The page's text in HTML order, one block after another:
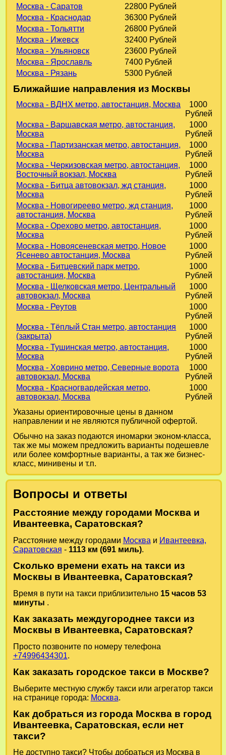
Москва - Саратов
22800 Рублей
Москва - Краснодар
36300 Рублей
Москва - Тольятти
26800 Рублей
Москва - Ижевск
32400 Рублей
Москва - Ульяновск
23600 Рублей
Москва - Ярославль
7400 Рублей
Москва - Рязань
5300 Рублей
Ближайшие направления из Москвы
Москва - ВДНХ метро, автостанция, Москва
1000
Рублей
Москва - Варшавская метро, автостанция,
Москва
1000
Рублей
Москва - Партизанская метро, автостанция,
Москва
1000
Рублей
Москва - Черкизовская метро, автостанция,
Восточный вокзал, Москва
1000
Рублей
Москва - Битца автовокзал, жд станция,
Москва
1000
Рублей
Москва - Новогиреево метро, жд станция,
автостанция, Москва
1000
Рублей
Москва - Орехово метро, автостанция,
Москва
1000
Рублей
Москва - Новоясеневская метро, Новое
Ясенево автостанция, Москва
1000
Рублей
Москва - Битцевский парк метро,
автостанция, Москва
1000
Рублей
Москва - Щелковская метро, Центральный
автовокзал, Москва
1000
Рублей
Москва - Реутов
1000
Рублей
Москва - Тёплый Стан метро, автостанция
(закрыта)
1000
Рублей
Москва - Тушинская метро, автостанция,
Москва
1000
Рублей
Москва - Ховрино метро, Северные ворота
автовокзал, Москва
1000
Рублей
Москва - Красногвардейская метро,
автовокзал, Москва
1000
Рублей
Указаны ориентировочные цены в данном
направлении и не являются публичной офертой.
Обычно на заказ подаются иномарки эконом-класса,
так же мы можем предложить варианты подешевле
или более комфортные варианты, а так же бизнес-
класс, минивены и т.п.
Вопросы и ответы
Расстояние между городами Москва и
Ивантеевка, Саратовская?
Расстояние между городами Москва и Ивантеевка,
Саратовская - 1113 км (691 миль).
Сколько времени ехать на такси из
Москвы в Ивантеевка, Саратовская?
Время в пути на такси приблизительно 15 часов 53
минуты .
Как заказать междугороднее такси из
Москвы в Ивантеевка, Саратовская?
Просто позвоните по номеру телефона
+74996434301.
Как заказать городское такси в Москве?
Выберите местную службу такси или агрегатор такси
на странице города: Москва.
Как добраться из города Москва в город
Ивантеевка, Саратовская, если нет
такси?
Не доступно такси? Чтобы добраться из Москва в